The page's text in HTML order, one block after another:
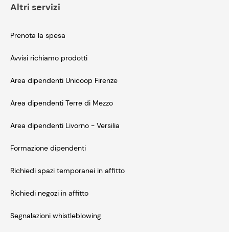
Altri servizi
Prenota la spesa
Avvisi richiamo prodotti
Area dipendenti Unicoop Firenze
Area dipendenti Terre di Mezzo
Area dipendenti Livorno - Versilia
Formazione dipendenti
Richiedi spazi temporanei in affitto
Richiedi negozi in affitto
Segnalazioni whistleblowing